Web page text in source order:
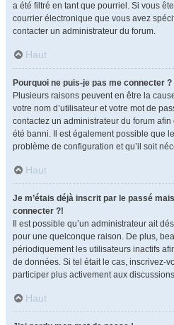
a été filtré en tant que pourriel. Si vous
courrier électronique que vous avez
contacter un administrateur du forum.
Haut
Pourquoi ne puis-je pas me connecter ?
Plusieurs raisons peuvent en être la
votre nom d’utilisateur et votre mot de
contactez un administrateur du forum
été banni. Il est également possible que
problème de configuration et qu’il soit
Haut
Je m’étais déjà inscrit par le passé
connecter ?!
Il est possible qu’un administrateur ait
pour une quelconque raison. De plus,
périodiquement les utilisateurs inactifs
de données. Si tel était le cas, inscrivez-
participer plus activement aux
Haut